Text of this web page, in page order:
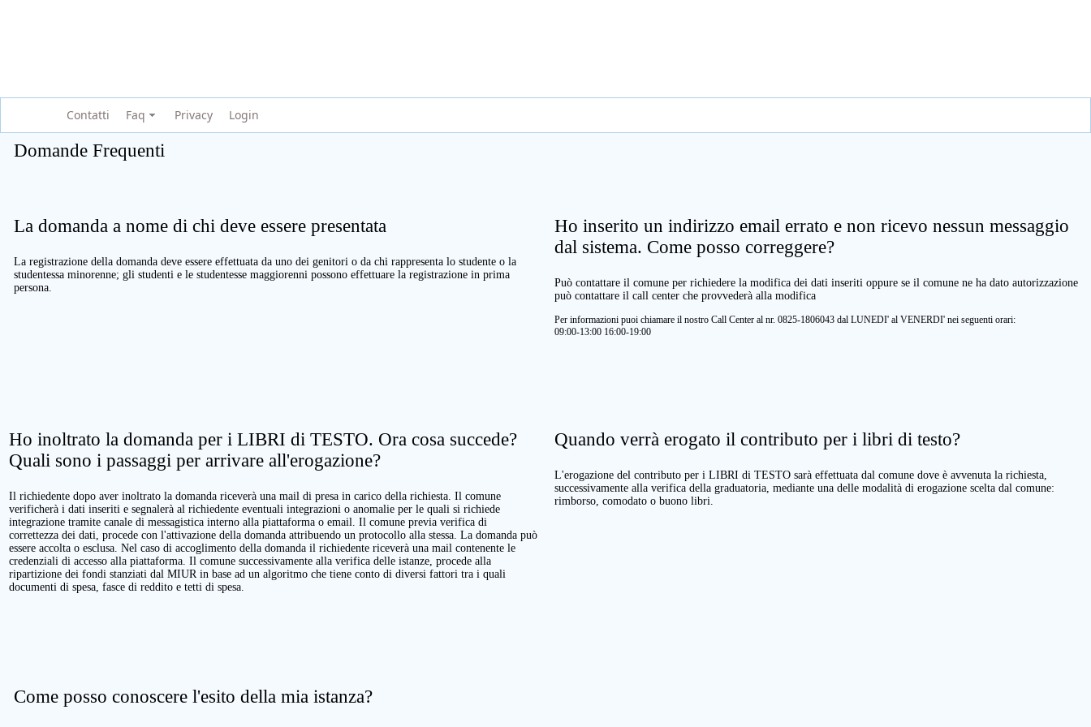
Contatti Faq Privacy Login
Domande Frequenti
La domanda a nome di chi deve essere presentata
La registrazione della domanda deve essere effettuata da uno dei genitori o da chi rappresenta lo studente o la
studentessa minorenne; gli studenti e le studentesse maggiorenni possono effettuare la registrazione in prima
persona.
Ho inserito un indirizzo email errato e non ricevo nessun messaggio
dal sistema. Come posso correggere?
Può contattare il comune per richiedere la modifica dei dati inseriti oppure se il comune ne ha dato autorizzazione
può contattare il call center che provvederà alla modifica
Per informazioni puoi chiamare il nostro Call Center al nr. 0825-1806043 dal LUNEDI' al VENERDI' nei seguenti orari:
09:00-13:00 16:00-19:00
Ho inoltrato la domanda per i LIBRI di TESTO. Ora cosa succede?
Quali sono i passaggi per arrivare all'erogazione?
Il richiedente dopo aver inoltrato la domanda riceverà una mail di presa in carico della richiesta. Il comune
verificherà i dati inseriti e segnalerà al richiedente eventuali integrazioni o anomalie per le quali si richiede
integrazione tramite canale di messagistica interno alla piattaforma o email. Il comune previa verifica di
correttezza dei dati, procede con l'attivazione della domanda attribuendo un protocollo alla stessa. La domanda può
essere accolta o esclusa. Nel caso di accoglimento della domanda il richiedente riceverà una mail contenente le
credenziali di accesso alla piattaforma. Il comune successivamente alla verifica delle istanze, procede alla
ripartizione dei fondi stanziati dal MIUR in base ad un algoritmo che tiene conto di diversi fattori tra i quali
documenti di spesa, fasce di reddito e tetti di spesa.
Quando verrà erogato il contributo per i libri di testo?
L'erogazione del contributo per i LIBRI di TESTO sarà effettuata dal comune dove è avvenuta la richiesta,
successivamente alla verifica della graduatoria, mediante una delle modalità di erogazione scelta dal comune:
rimborso, comodato o buono libri.
Come posso conoscere l'esito della mia istanza?